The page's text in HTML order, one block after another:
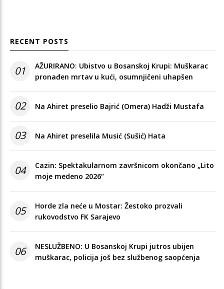
RECENT POSTS
01
AŽURIRANO: Ubistvo u Bosanskoj Krupi: Muškarac
pronađen mrtav u kući, osumnjičeni uhapšen
02 Na Ahiret preselio Bajrić (Omera) Hadži Mustafa
03 Na Ahiret preselila Musić (Sušić) Hata
04
Cazin: Spektakularnom završnicom okončano „Lito
moje medeno 2026“
05
Horde zla neće u Mostar: Žestoko prozvali
rukovodstvo FK Sarajevo
06
NESLUŽBENO: U Bosanskoj Krupi jutros ubijen
muškarac, policija još bez službenog saopćenja